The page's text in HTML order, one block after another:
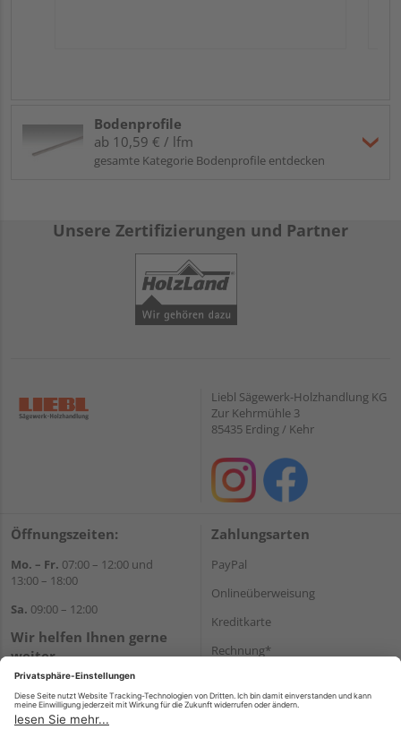
Bodenprofile
ab 10,59 € / lfm
gesamte Kategorie Bodenprofile entdecken
Unsere Zertifizierungen und Partner
Liebl Sägewerk-Holzhandlung KG
Zur Kehrmühle 3
85435 Erding / Kehr
Öffnungszeiten:
Mo. – Fr. 07:00 – 12:00 und
13:00 – 18:00
Sa. 09:00 – 12:00
Wir helfen Ihnen gerne
weiter
Tel.:+49 8122 14197
E-Mail:vertrieb@holz-liebl.de
Zahlungsarten
PayPal
Onlineüberweisung
Kreditkarte
Rechnung*
Versand